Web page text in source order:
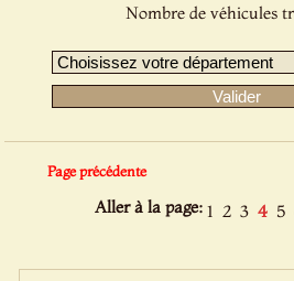
Nombre de véhicules
Page précédente
Aller à la page:1 2 3 4 5